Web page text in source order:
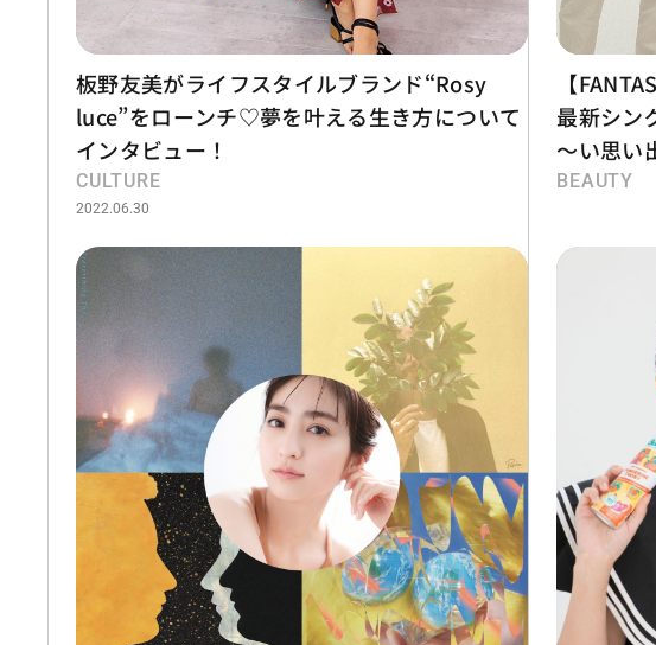
板野友美がライフスタイルブランド“Rosy
luce”をローンチ♡夢を叶える生き方について
インタビュー！
【
最新シン
～い思
CULTURE
2022.06.30
BEAUTY